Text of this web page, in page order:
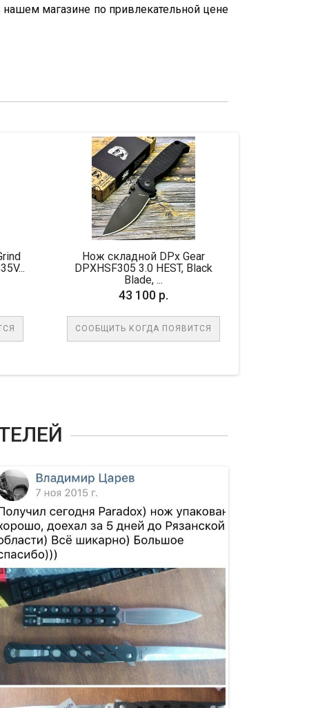
магазине по привлекательной цене
DPx Gear
3.0 HEST, Black
КОГДА ПОЯВИТСЯ
Нож складной Spyderco